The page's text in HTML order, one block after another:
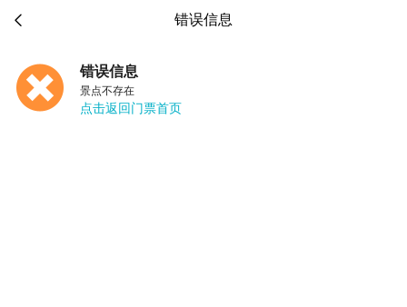
 错误信息
错误信息
景点不存在
点击返回门票首页